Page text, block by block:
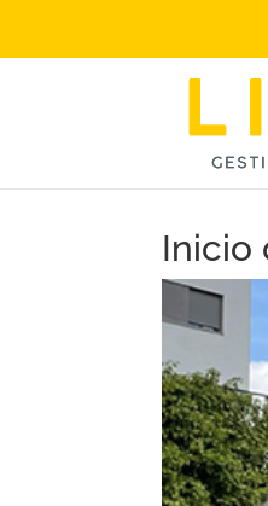
Inicio